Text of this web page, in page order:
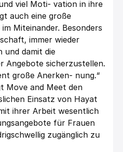
viel Moti- vation in ihre
auch eine große
Miteinander. Besonders
immer wieder
und damit die
Angebote sicherzustellen.
große Anerken- nung.“
Move and Meet den
Einsatz von Hayat
ihrer Arbeit wesentlich
für Frauen
zugänglich zu